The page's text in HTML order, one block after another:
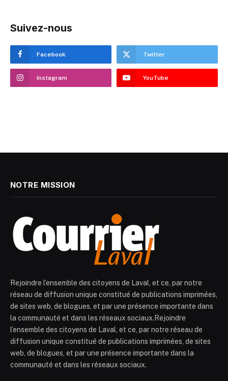
Suivez-nous
Facebook Twitter
Instagram YouTube
NOTRE MISSION
Rejoindre l’ensemble des citoyens de Laval, et ce, par notre
réseau de diffusion unique constitué de publications imprimées,
de sites web, de blogues, et par une présence importante dans
la communauté et dans les réseaux sociaux.Rejoindre
l’ensemble des citoyens de Laval, et ce, par notre réseau de
diffusion unique constitué de publications imprimées, de sites
web, de blogues, et par une présence importante dans la
communauté et dans les réseaux sociaux.